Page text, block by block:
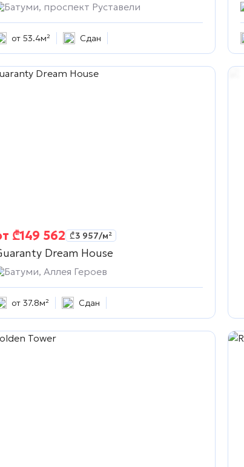
Батуми, проспект Руставели
от 53.4м² Сдан
₾149 562 ₾3 957/м²
Dream House
Батуми, Аллея Героев
от 37.8м² Сдан